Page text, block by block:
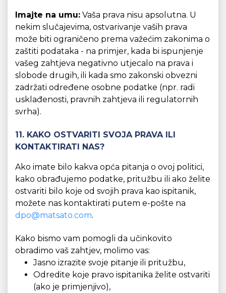
Imajte na umu: Vaša prava nisu apsolutna. U
nekim slučajevima, ostvarivanje vaših prava
može biti ograničeno prema važećim zakonima o
zaštiti podataka - na primjer, kada bi ispunjenje
vašeg zahtjeva negativno utjecalo na prava i
slobode drugih, ili kada smo zakonski obvezni
zadržati određene osobne podatke (npr. radi
usklađenosti, pravnih zahtjeva ili regulatornih
svrha).
11. KAKO OSTVARITI SVOJA PRAVA ILI
KONTAKTIRATI NAS?
Ako imate bilo kakva opća pitanja o ovoj politici,
kako obrađujemo podatke, pritužbu ili ako želite
ostvariti bilo koje od svojih prava kao ispitanik,
možete nas kontaktirati putem e-pošte na
dpo@matsato.com.
Kako bismo vam pomogli da učinkovito
obradimo vaš zahtjev, molimo vas:
Jasno izrazite svoje pitanje ili pritužbu,
Odredite koje pravo ispitanika želite ostvariti
(ako je primjenjivo),